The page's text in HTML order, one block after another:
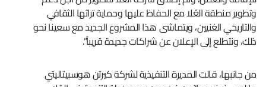
وتطوير منطقة العُلا مع الحفاظ عليها وحماية تراثها الثقافي
والتاريخي الغنيين، ويتماشى هذا المشروع الجديد مع سعينا نحو
ذلك، ونتطلع إلى الإعلان عن شراكات جديدة قريباً”.
من جانبها، قالت المديرة التنفيذية لشركة كيرتن هوسبيتاليتي